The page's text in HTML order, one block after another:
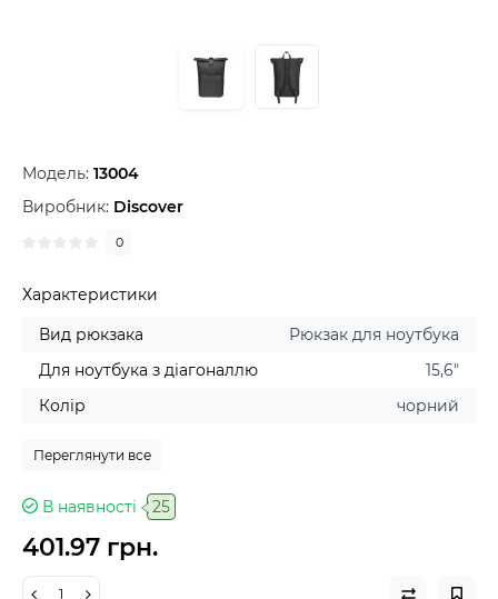
Модель: 13004
Виробник: Discover
0
Характеристики
Вид рюкзака
Рюкзак для ноутбука
Для ноутбука з діагоналлю
15,6"
Колір
чорний
Переглянути все
В наявності 25
401.97 грн.